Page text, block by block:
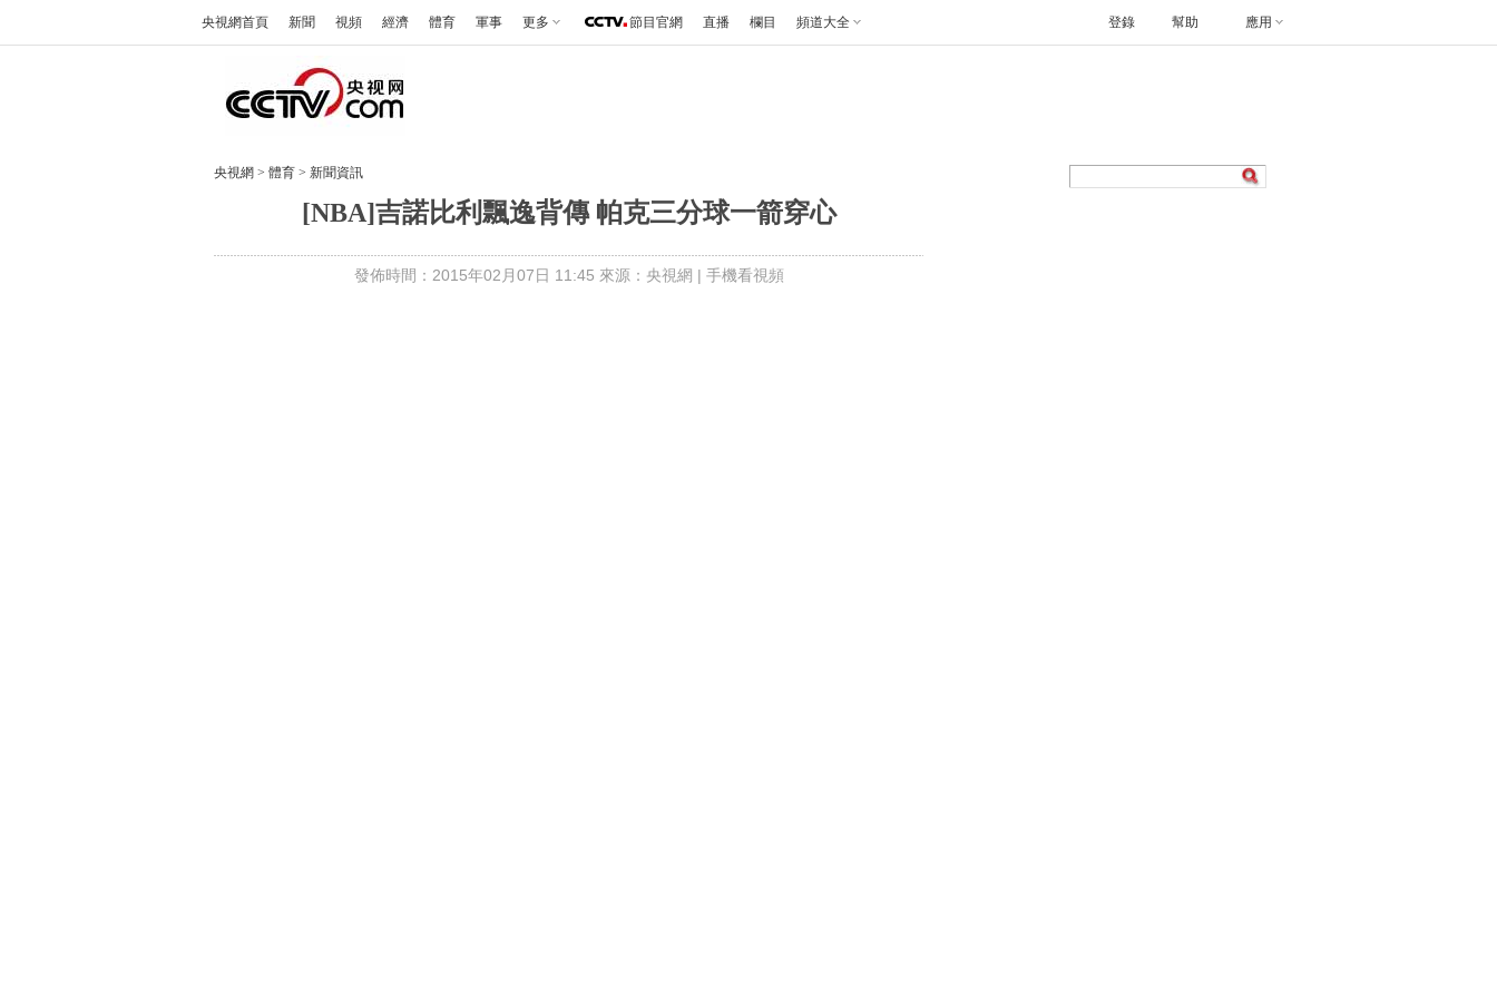
央視網首頁 新聞 視頻 經濟 體育 軍事 更多 節目官網 直播 欄目 頻道大全 幫助 應用
登錄
央視網 > 體育 > 新聞資訊
[NBA]吉諾比利飄逸背傳 帕克三分球一箭穿心
發佈時間：2015年02月07日 11:45 來源：央視網 | 手機看視頻